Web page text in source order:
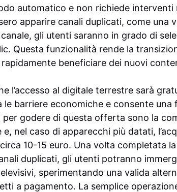
automatico e non richiede interventi
apparire canali duplicati, come una
gli utenti saranno in grado di
Questa funzionalità rende la
beneficiare dei nuovi
l’accesso al digitale terrestre sarà
le barriere economiche e consente una
per godere di questa offerta sono la
nel caso di apparecchi più datati,
10-15 euro. Una volta completata
duplicati, gli utenti potranno
sperimentando una valida
a pagamento. La semplice